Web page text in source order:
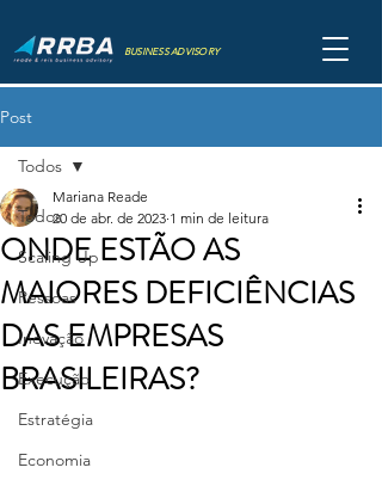
BUSINESS ADVISORY
Post
Todos
Scaling Up
Pessoas
Inovação
Execução
Estratégia
Economia
Todos
ONDE ESTÃO AS
MAIORES DEFICIÊNCIAS
DAS EMPRESAS
BRASILEIRAS?
Mariana Reade
20 de abr. de 2023 1 min de leitura